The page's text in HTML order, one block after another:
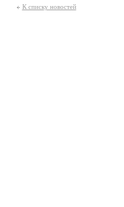
К списку новостей